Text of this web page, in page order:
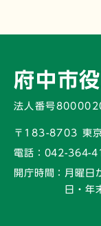
府中市
法人番号
〒183-8703 東
電話： 042-364-
開庁時間： 月曜日
日・年